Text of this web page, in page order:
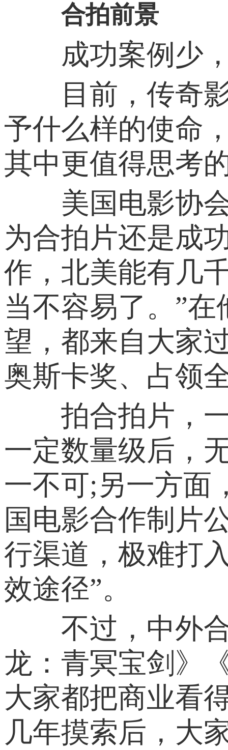
合拍前景
成功案例少，
目前，传奇影
予什么样的使命
其中更值得思考
美国电影协会
为合拍片还是成
作，北美能有几
当不容易了。”
望，都来自大家
奥斯卡奖、占领
拍合拍片，一
一定数量级后，
一不可;另一方面
国电影合作制片
行渠道，极难打
效途径”。
不过，中外合
龙：青冥宝剑》
大家都把商业看
几年摸索后，大